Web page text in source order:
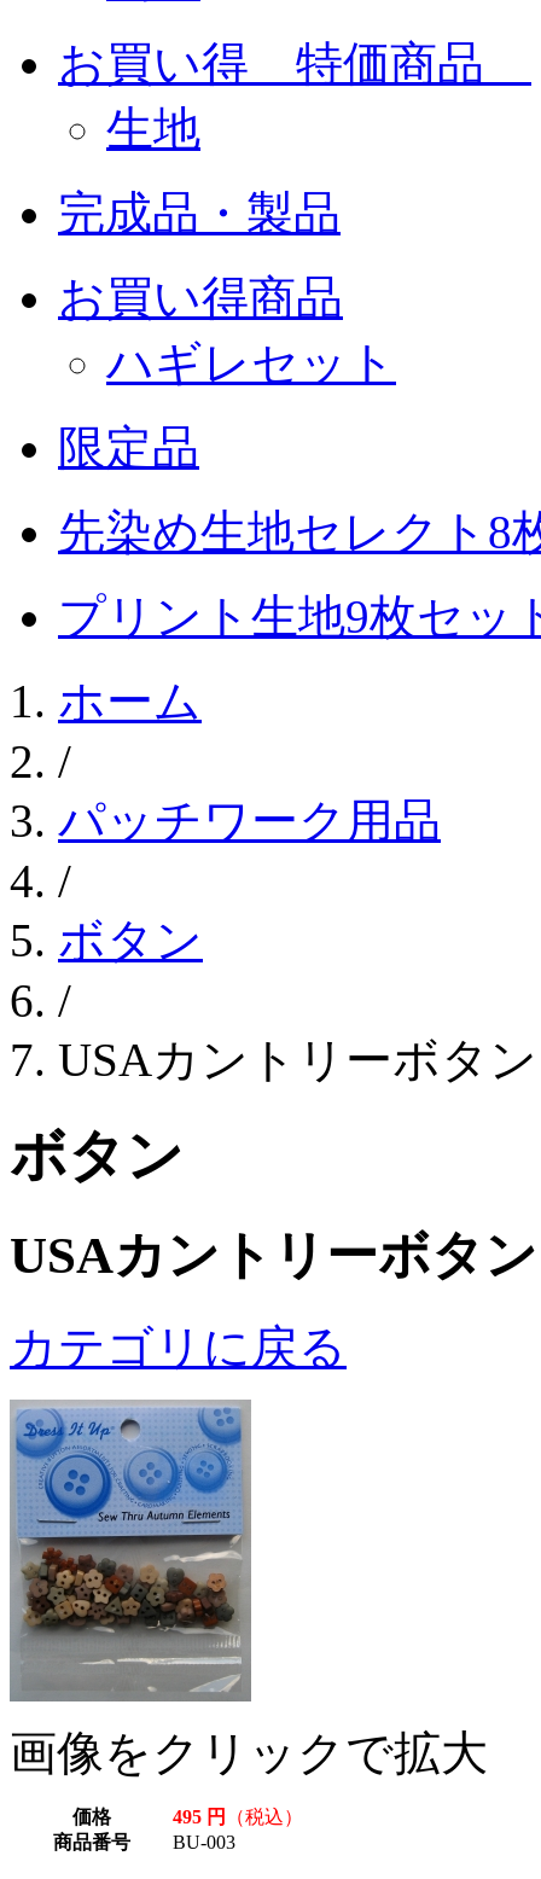
お買い得 特価商品
生地
完成品・製品
お買い得商品
ハギレセット
限定品
先染め生地セレクト8
プリント生地9枚セッ
ホーム
/
パッチワーク用品
/
ボタン
/
USAカントリーボタン
ボタン
USAカントリーボタン
カテゴリに戻る
画像をクリックで拡大
価格 495 円
（税込）
商品番号
BU-003